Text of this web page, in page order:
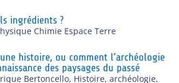
ingrédients ?
Chimie Espace Terre
histoire, ou comment l’archéologie
des paysages du passé
Bertoncello, Histoire, archéologie,